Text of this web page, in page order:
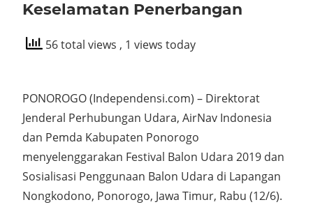
Keselamatan Penerbangan
56 total views , 1 views today
PONOROGO (Independensi.com) – Direktorat
Jenderal Perhubungan Udara, AirNav Indonesia
dan Pemda Kabupaten Ponorogo
menyelenggarakan Festival Balon Udara 2019 dan
Sosialisasi Penggunaan Balon Udara di Lapangan
Nongkodono, Ponorogo, Jawa Timur, Rabu (12/6).